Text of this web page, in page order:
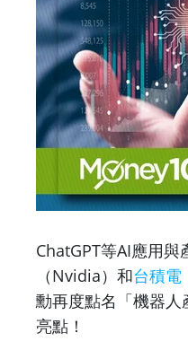
ChatGPT等AI應用
（Nvidia）和台積電
勳再度點名「機器
亮點！